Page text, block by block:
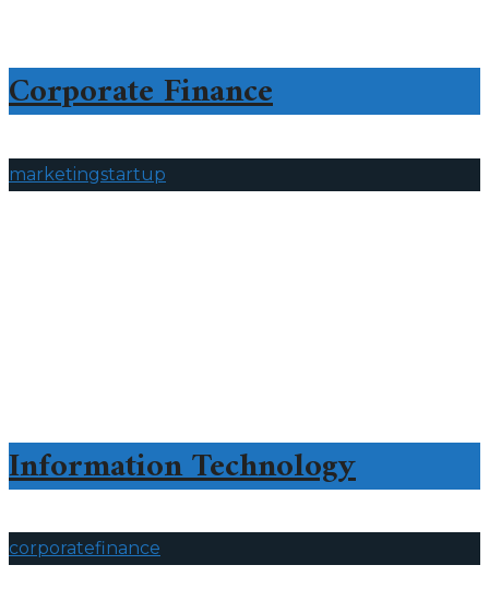
Corporate Finance
marketingstartup
Information Technology
corporatefinance